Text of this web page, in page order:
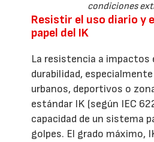
condiciones
Resistir el uso diario y
papel del IK
La resistencia a impactos
durabilidad,
urbanos, deportivos o
estándar IK (según IEC
capacidad de un sistema
golpes. El grado máximo,